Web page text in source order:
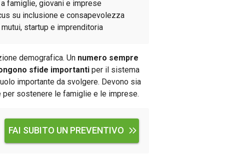
famiglie, giovani e imprese
su inclusione e consapevolezza
startup e imprenditoria
demografica. Un numero sempre
sfide importanti per il sistema
importante da svolgere. Devono sia
sostenere le famiglie e le imprese.
FAI SUBITO UN PREVENTIVO